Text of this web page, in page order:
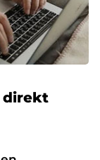
direkt